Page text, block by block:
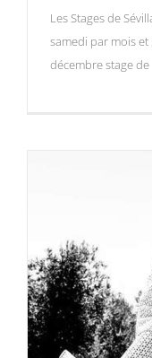
Les Stages de
samedi par mois
décembre stage de